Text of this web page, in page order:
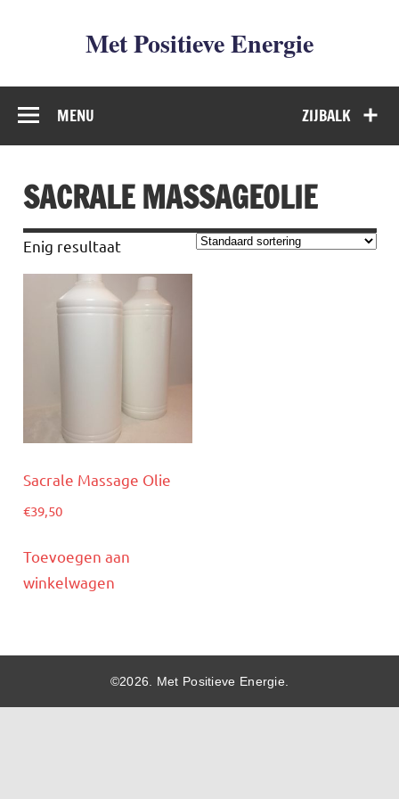
Met Positieve Energie
De weg naar Positief Leven
ZIJBALK
MENU
SACRALE MASSAGEOLIE
Enig resultaat
Sacrale Massage Olie
€39,50
Toevoegen aan
winkelwagen